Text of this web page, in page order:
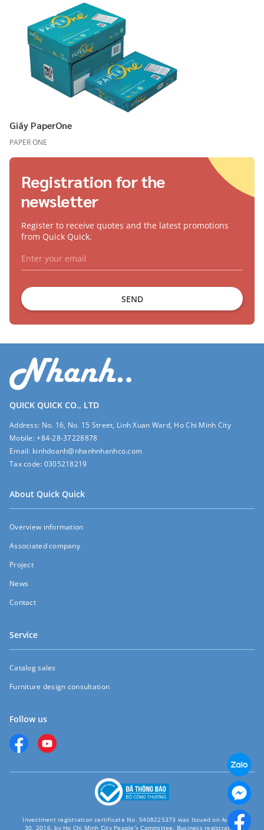
Giấy PaperOne
PAPER ONE
Registration for the
newsletter
Register to receive quotes and the latest promotions
from Quick Quick.
SEND
QUICK QUICK CO., LTD
Address: No. 16, No. 15 Street, Linh Xuan Ward, Ho Chi Minh City
Mobile:+84-28-37228878
Email: kinhdoanh@nhanhnhanhco.com
Tax code: 0305218219
About Quick Quick
Overview information
Associated company
Project
News
Contact
Service
Catalog sales
Furniture design consultation
Follow us
Investment registration certificate No. 5408225373 was Issued on August
30, 2016, by Ho Chi Minh City People's Committee. Business registration